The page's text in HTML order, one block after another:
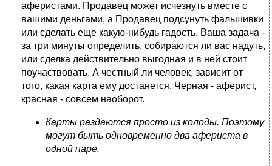
аферистами. Продавец может исчезнуть вместе с
вашими деньгами, а Продавец подсунуть фальшивки
или сделать еще какую-нибудь гадость. Ваша задача -
за три минуты определить, собираются ли вас надуть,
или сделка действительно выгодная и в ней стоит
поучаствовать. А честный ли человек, зависит от
того, какая карта ему достанется. Черная - аферист,
красная - совсем наоборот.
Карты раздаются просто из колоды. Поэтому
могут быть одновременно два афериста в
одной паре.